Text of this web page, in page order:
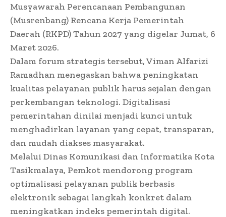
Musyawarah Perencanaan Pembangunan
(Musrenbang) Rencana Kerja Pemerintah
Daerah (RKPD) Tahun 2027 yang digelar Jumat, 6
Maret 2026.
Dalam forum strategis tersebut, Viman Alfarizi
Ramadhan menegaskan bahwa peningkatan
kualitas pelayanan publik harus sejalan dengan
perkembangan teknologi. Digitalisasi
pemerintahan dinilai menjadi kunci untuk
menghadirkan layanan yang cepat, transparan,
dan mudah diakses masyarakat.
Melalui Dinas Komunikasi dan Informatika Kota
Tasikmalaya, Pemkot mendorong program
optimalisasi pelayanan publik berbasis
elektronik sebagai langkah konkret dalam
meningkatkan indeks pemerintah digital.